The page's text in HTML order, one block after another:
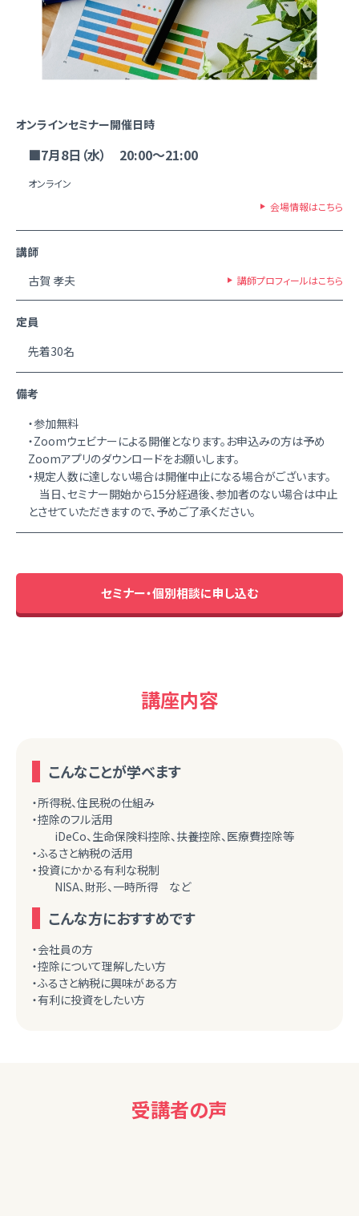
オンラインセミナー開催日時
■7月8日（水） 20:00～21:00
オンライン
会場情報はこちら
講師
古賀 孝夫
講師プロフィールはこちら
定員
先着30名
備考
・参加無料
・Zoomウェビナーによる開催となります。お申込みの方は予め
Zoomアプリのダウンロードをお願いします。
・規定人数に達しない場合は開催中止になる場合がございます。
当日、セミナー開始から15分経過後、参加者のない場合は中止
とさせていただきますので、予めご了承ください。
セミナー・個別相談に申し込む
講座内容
こんなことが学べます
・所得税、住民税の仕組み
・控除のフル活用
iDeCo、生命保険料控除、扶養控除、医療費控除等
・ふるさと納税の活用
・投資にかかる有利な税制
NISA、財形、一時所得 など
こんな方におすすめです
・会社員の方
・控除について理解したい方
・ふるさと納税に興味がある方
・有利に投資をしたい方
受講者の声